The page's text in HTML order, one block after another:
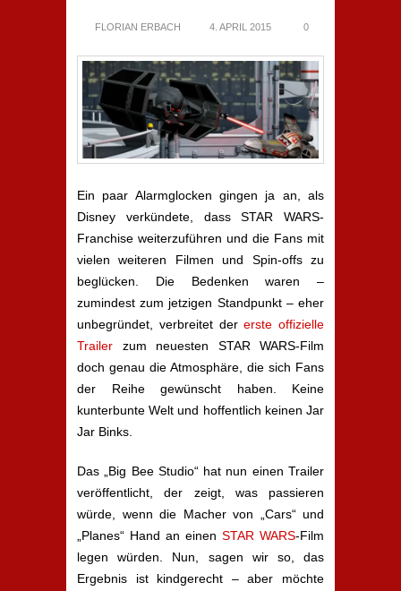
FLORIAN ERBACH 4. APRIL 2015 0
Ein paar Alarmglocken gingen ja an, als
Disney verkündete, dass STAR WARS-
Franchise weiterzuführen und die Fans mit
vielen weiteren Filmen und Spin-offs zu
beglücken. Die Bedenken waren –
zumindest zum jetzigen Standpunkt – eher
unbegründet, verbreitet dererste offizielle
Trailer zum neuesten STAR WARS-Film
doch genau die Atmosphäre, die sich Fans
der Reihe gewünscht haben. Keine
kunterbunte Welt und hoffentlich keinen Jar
Jar Binks.
Das „Big Bee Studio“ hat nun einen Trailer
veröffentlicht, der zeigt, was passieren
würde, wenn die Macher von „Cars“ und
„Planes“ Hand an einen STAR WARS-Film
legen würden. Nun, sagen wir so, das
Ergebnis ist kindgerecht – aber möchte